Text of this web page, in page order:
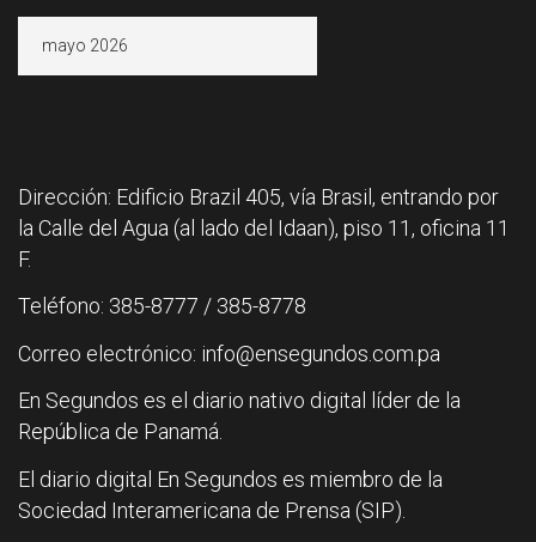
Dirección: Edificio Brazil 405, vía Brasil, entrando por
la Calle del Agua (al lado del Idaan), piso 11, oficina 11
F.
Teléfono: 385-8777 / 385-8778
Correo electrónico: info@ensegundos.com.pa
En Segundos es el diario nativo digital líder de la
República de Panamá.
El diario digital En Segundos es miembro de la
Sociedad Interamericana de Prensa (SIP).